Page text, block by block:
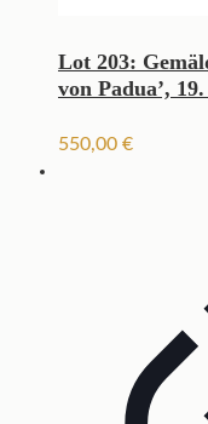
Lot 203:
von Padua’,
550,00 €